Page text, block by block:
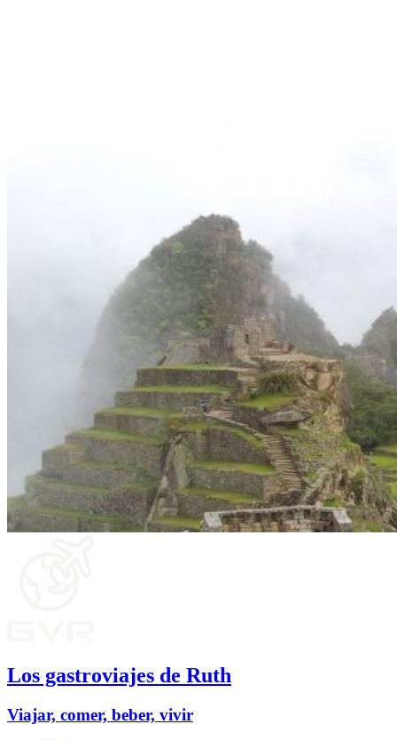
Los gastroviajes de Ruth
Viajar, comer, beber, vivir